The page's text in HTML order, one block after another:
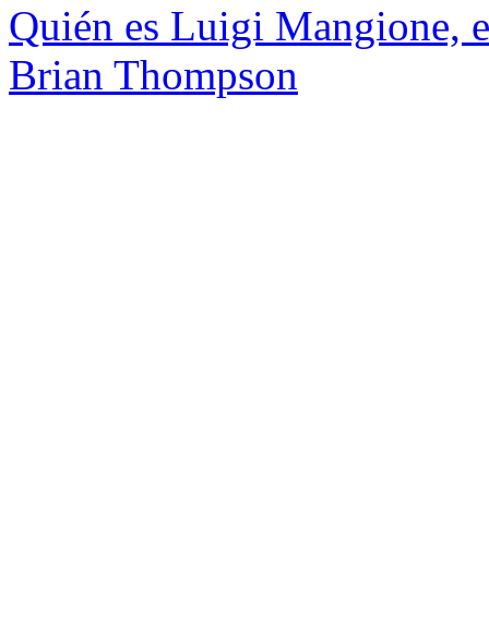
Quién es Luigi Mangione,
Brian Thompson